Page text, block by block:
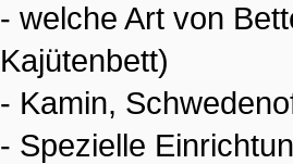
- welche Art von
Kajütenbett)
- Kamin,
- Spezielle